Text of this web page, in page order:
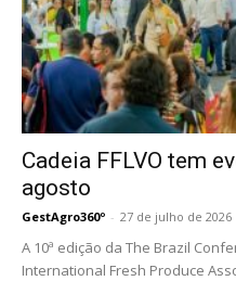
Cadeia FFLVO tem
agosto
GestAgro360º - 27 de julho de 2026
A 10ª edição da The Brazil
International Fresh Produce